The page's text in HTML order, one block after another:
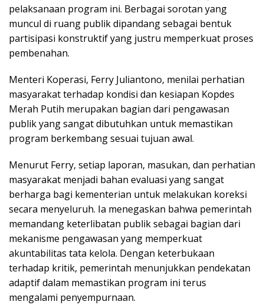
pelaksanaan program ini. Berbagai sorotan yang
muncul di ruang publik dipandang sebagai bentuk
partisipasi konstruktif yang justru memperkuat proses
pembenahan.
Menteri Koperasi, Ferry Juliantono, menilai perhatian
masyarakat terhadap kondisi dan kesiapan Kopdes
Merah Putih merupakan bagian dari pengawasan
publik yang sangat dibutuhkan untuk memastikan
program berkembang sesuai tujuan awal.
Menurut Ferry, setiap laporan, masukan, dan perhatian
masyarakat menjadi bahan evaluasi yang sangat
berharga bagi kementerian untuk melakukan koreksi
secara menyeluruh. Ia menegaskan bahwa pemerintah
memandang keterlibatan publik sebagai bagian dari
mekanisme pengawasan yang memperkuat
akuntabilitas tata kelola. Dengan keterbukaan
terhadap kritik, pemerintah menunjukkan pendekatan
adaptif dalam memastikan program ini terus
mengalami penyempurnaan.